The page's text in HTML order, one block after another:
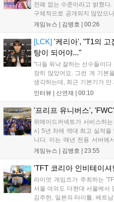
전례 없는 수준이라고 밝혔다
구체적으로 공개되지 않았으
11월 19일 PS5와 Xbox 시리
상 'Grand Theft Auto VI: An
이다....
게임뉴스 | 김병호 | 00:26
[LCK] '케리아', "T1의 고
탕이 되어야..."
"다들 워낙 잘하는 선수들이
장히 많았어요. 그런 게 기본
생각하는데, 최근 기본기가 안
를 추구하다 보니까 팀적으로
LoL 챔피언스 코리아(LCK)'...
인터뷰 | 신연재 | 00:10
'프리프 유니버스',
위메이드커넥트가 서비스하
시 5년 차에 역대 최고 실적
니다. 이는 매년 전용 서버에
영향이 큽니다. FWC는 이용
대폭 상승하는 성과를 냈습니
이드커넥트는 이를 통해 커
입니다....
게임뉴스 | 김병호 | 23:55
'TFT 코리아 인비테이
라이엇 게임즈가 주최하는
서울 여의도 더현대 서울에서
김주한, 일본의 타이틀, 베트